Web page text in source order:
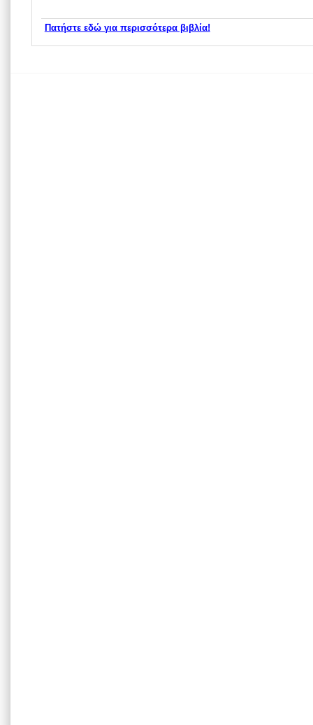
Πατήστε εδώ για περισσότερα βιβλία!